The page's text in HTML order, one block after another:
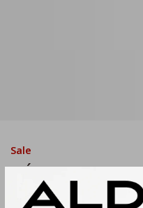
Sale
DÉP SANDAL
ASHIN